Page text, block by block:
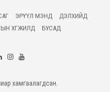
ЭРҮҮЛ МЭНД
ДЭЛХИЙД
ХӨГЖИЛД БУСАД
хамгаалагдсан.